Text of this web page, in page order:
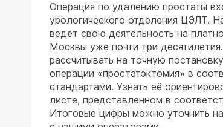
Операция по удалению простаты
урологического отделения ЦЭЛТ.
ведёт свою деятельность на
Москвы уже почти три
рассчитывать на точную
операции «простатэктомия» в
стандартами. Узнать её
листе, представленном в
Итоговые цифры можно уточнить